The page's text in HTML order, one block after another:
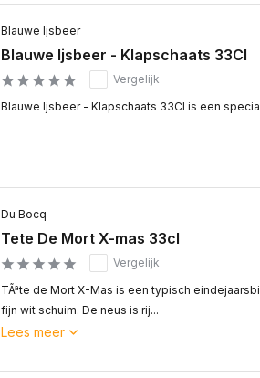
Blauwe Ijsbeer
Blauwe Ijsbeer - Klapschaats 33Cl
Vergelijk
Blauwe Ijsbeer - Klapschaats 33Cl is een
Du Bocq
Tete De Mort X-mas 33cl
Vergelijk
TÃªte de Mort X-Mas is een typisch
fijn wit schuim. De neus is rij...
Lees meer